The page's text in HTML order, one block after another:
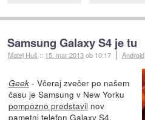
Samsung Galaxy S4 je tu
Matej Huš :: 15. mar 2013ob 10:17 Android
Geek- Včeraj zvečer po našem
času je Samsung v New Yorku
pompozno predstavil nov
pametni telefon Galaxy S4.